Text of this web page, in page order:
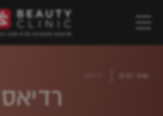
עמוד הבית
רדיאס